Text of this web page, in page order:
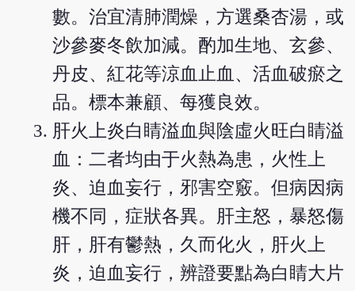
數。治宜清肺潤燥，方選桑杏湯，或
沙參麥冬飲加減。酌加生地、玄參、
丹皮、紅花等涼血止血、活血破瘀之
品。標本兼顧、每獲良效。
肝火上炎白睛溢血與陰虛火旺白睛溢
血：二者均由于火熱為患，火性上
炎、迫血妄行，邪害空竅。但病因病
機不同，症狀各異。肝主怒，暴怒傷
肝，肝有鬱熱，久而化火，肝火上
炎，迫血妄行，辨證要點為白睛大片